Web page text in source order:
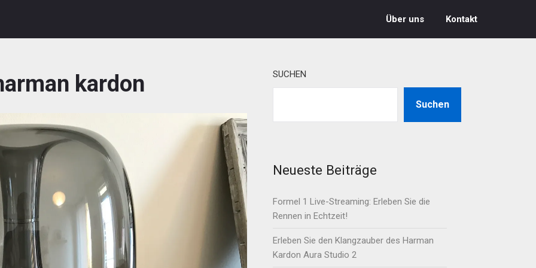
Über uns Kontakt
kardon SUCHEN
Suchen
Neueste Beiträge
Formel 1 Live-Streaming: Erleben Sie die
Rennen in Echtzeit!
Erleben Sie den Klangzauber des Harman
Kardon Aura Studio 2